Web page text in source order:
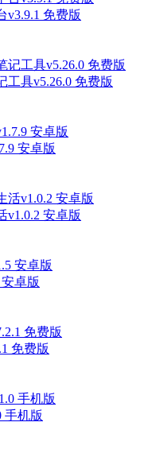
v3.9.1 免费版
具v5.26.0 免费版
安卓版
v1.0.2 安卓版
卓版
免费版
手机版